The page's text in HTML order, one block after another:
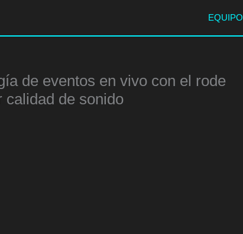
EQUIPO
de eventos en vivo con el rode
calidad de sonido